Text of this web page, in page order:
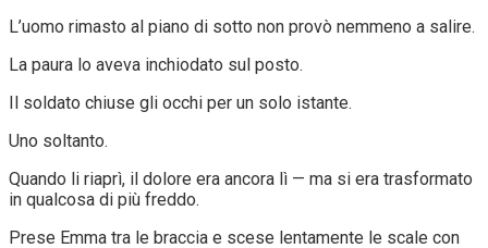
L’uomo rimasto al piano di sotto non provò nemmeno a salire.
La paura lo aveva inchiodato sul posto.
Il soldato chiuse gli occhi per un solo istante.
Uno soltanto.
Quando li riaprì, il dolore era ancora lì — ma si era trasformato
in qualcosa di più freddo.
Prese Emma tra le braccia e scese lentamente le scale con